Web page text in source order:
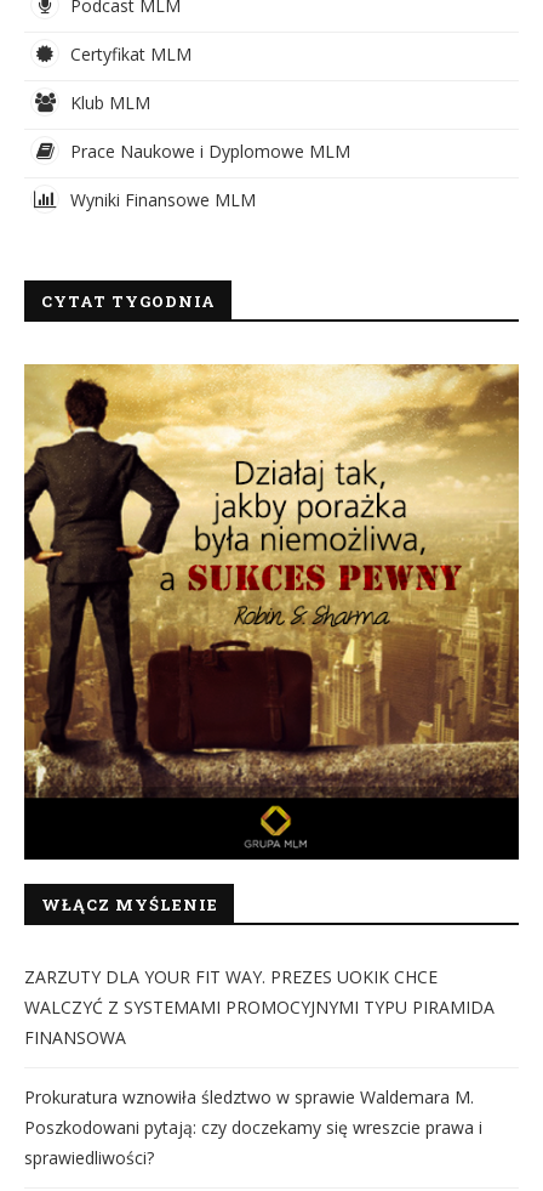
Podcast MLM
Certyfikat MLM
Klub MLM
Prace Naukowe i Dyplomowe MLM
Wyniki Finansowe MLM
CYTAT TYGODNIA
WŁĄCZ MYŚLENIE
ZARZUTY DLA YOUR FIT WAY. PREZES UOKIK CHCE
WALCZYĆ Z SYSTEMAMI PROMOCYJNYMI TYPU PIRAMIDA
FINANSOWA
Prokuratura wznowiła śledztwo w sprawie Waldemara M.
Poszkodowani pytają: czy doczekamy się wreszcie prawa i
sprawiedliwości?